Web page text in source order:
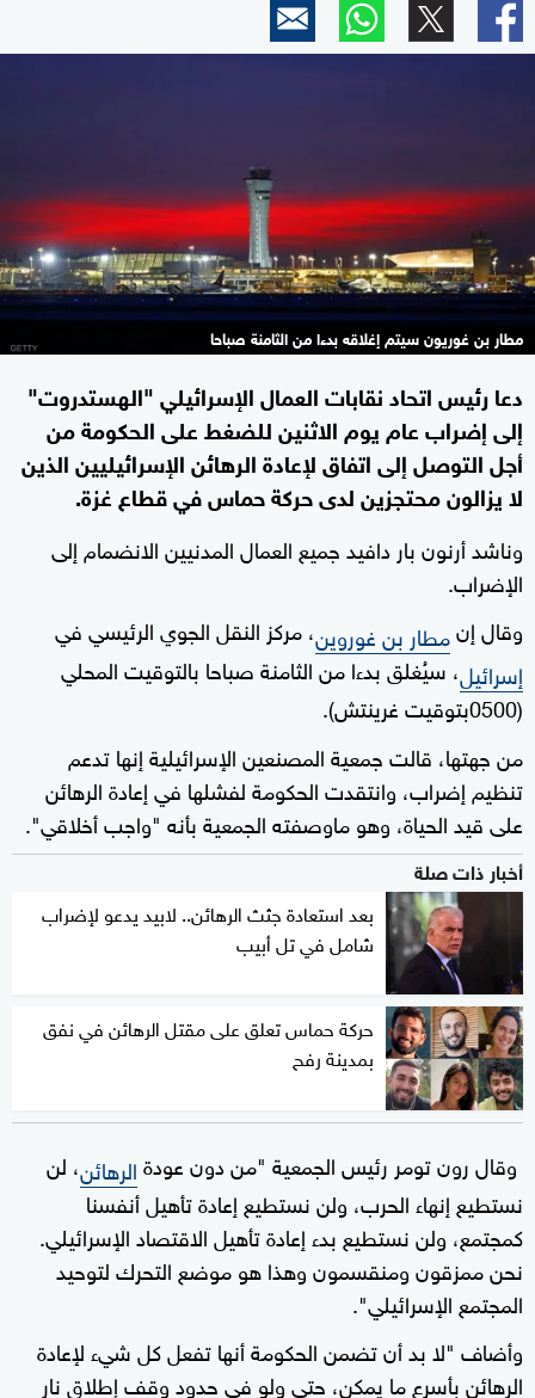
مطار بن غوريون سيتم إغلاقه بدءا من الثامنة صباحا
دعا رئيس اتحاد نقابات العمال الإسرائيلي "الهستدروت"
إلى إضراب عام يوم الاثنين للضغط على الحكومة من
أجل التوصل إلى اتفاق لإعادة الرهائن الإسرائيليين الذين
لا يزالون محتجزين لدى حركة حماس في قطاع غزة.
وناشد أرنون بار دافيد جميع العمال المدنيين الانضمام إلى
الإضراب.
وقال إنمطار بن غوروين، مركز النقل الجوي الرئيسي في
إسرائيل، سيُغلق بدءا من الثامنة صباحا بالتوقيت المحلي
(0500بتوقيت غرينتش).
من جهتها، قالت جمعية المصنعين الإسرائيلية إنها تدعم
تنظيم إضراب، وانتقدت الحكومة لفشلها في إعادة الرهائن
على قيد الحياة، وهو ماوصفته الجمعية بأنه "واجب أخلاقي".
أخبار ذات صلة
بعد استعادة جثث الرهائن.. لابيد يدعو لإضراب
شامل في تل أبيب
حركة حماس تعلق على مقتل الرهائن في نفق
بمدينة رفح
وقال رون تومر رئيس الجمعية "من دون عودةالرهائن، لن
نستطيع إنهاء الحرب، ولن نستطيع إعادة تأهيل أنفسنا
كمجتمع، ولن نستطيع بدء إعادة تأهيل الاقتصاد الإسرائيلي.
نحن ممزقون ومنقسمون وهذا هو موضع التحرك لتوحيد
المجتمع الإسرائيلي".
وأضاف "لا بد أن تضمن الحكومة أنها تفعل كل شيء لإعادة
الرهائن بأسرع ما يمكن، حتى ولو في حدود وقف إطلاق نار